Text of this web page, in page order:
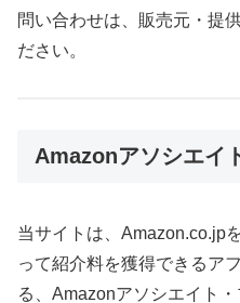
問い合わせは、販売元・提
ださい。
Amazonアソシエイ
当サイトは、Amazon.co.jp
って紹介料を獲得できるア
る、Amazonアソシエイト